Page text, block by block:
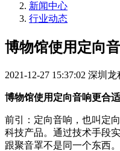
新闻中心
行业动态
博物馆使用定向
2021-12-27 15:37:02 深圳龙
博物馆使用定向音响更合适
前引：定向音响，也叫定
科技产品。通过技术手段
跟聚音罩不是同一个东西。